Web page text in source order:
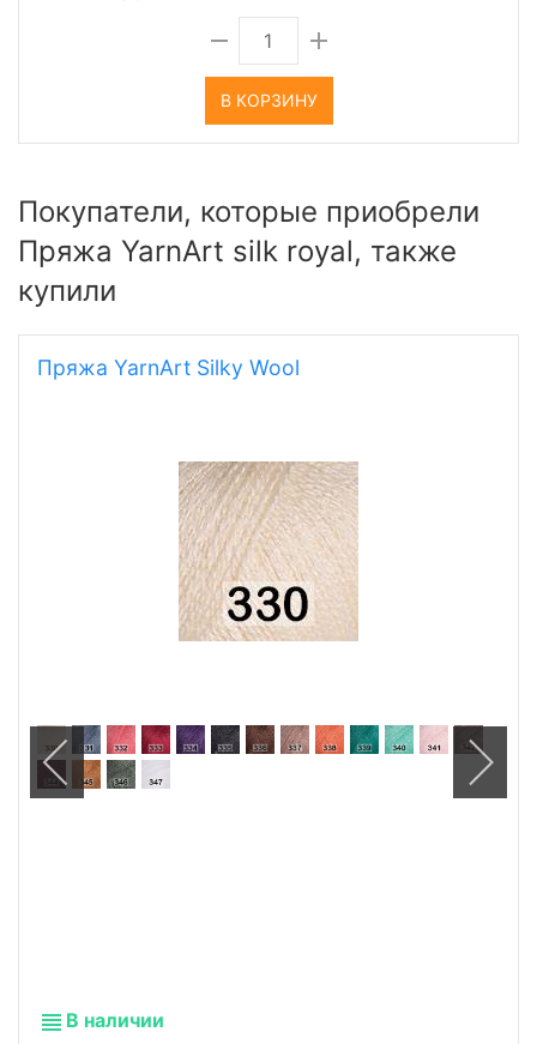
В КОРЗИНУ
Покупатели, которые приобрели
Пряжа YarnArt silk royal, также
купили
Пряжа YarnArt Silky Wool
В наличии